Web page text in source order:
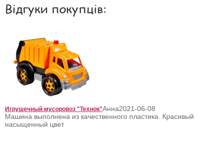
Відгуки покупців:
Игрушечный мусоровоз "Технок"Анна2021-06-08
Машина выполнена из качественного пластика. Красивый
насыщенный цвет